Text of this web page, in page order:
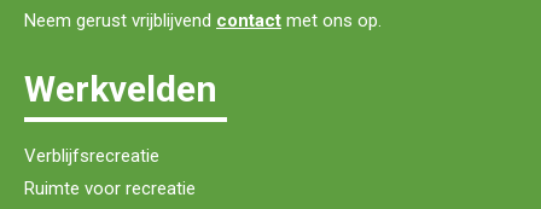
Neem gerust vrijblijvend contact met ons op.
Werkvelden
Verblijfsrecreatie
Ruimte voor recreatie